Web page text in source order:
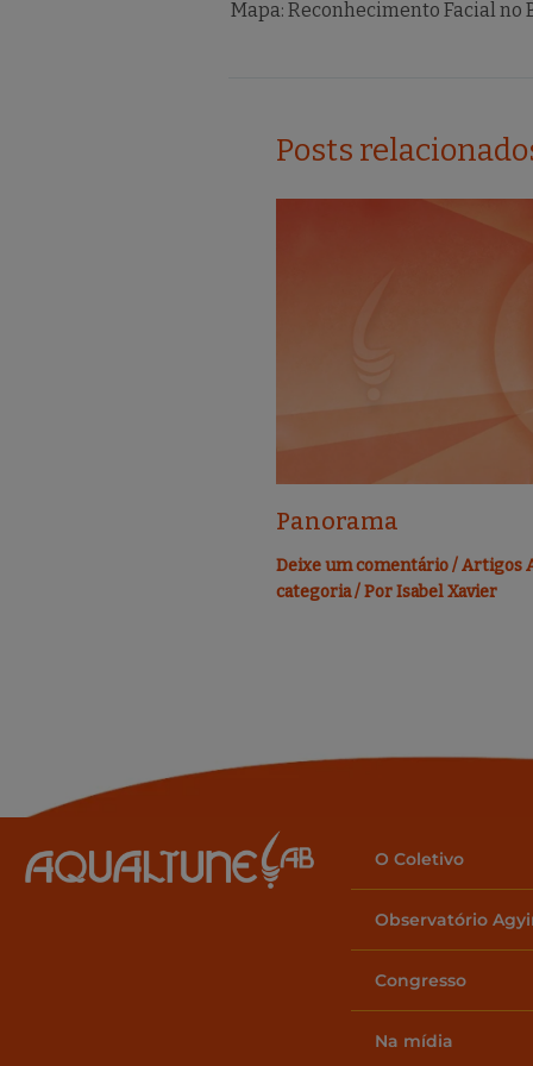
b
k
r
Mapa: Reconhecimento Facial no
Posts
Panorama
Deixe um comentário/Artigos
categoria/ PorIsabel Xavier
O Coletivo
Observatório
Congresso
Na mídia